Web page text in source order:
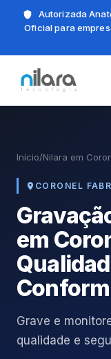
Autorizada
Oficial para
Início/Nilara em
CORONEL
em
Grave e
qualidade e